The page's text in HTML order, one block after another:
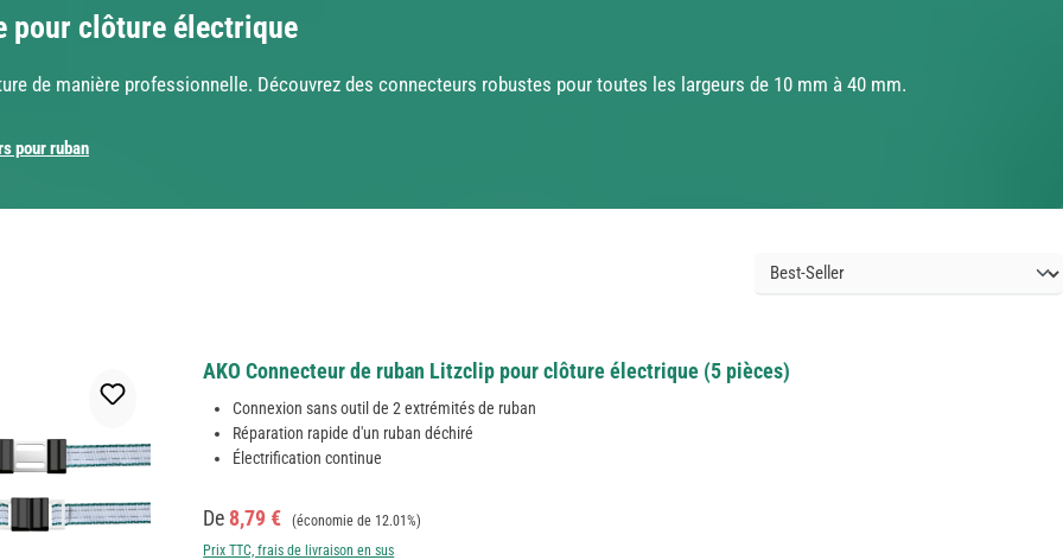
pour clôture électrique
de manière professionnelle. Découvrez des connecteurs robustes pour toutes les largeurs de 10 mm à 40 mm.
pour ruban
AKO Connecteur de ruban Litzclip pour clôture électrique (5 pièces)
Connexion sans outil de 2 extrémités de ruban
Réparation rapide d'un ruban déchiré
Électrification continue
Prix de vente :
De 8,79 € Prix régulier :
(économie de 12.01%)
Prix TTC, frais de livraison en sus